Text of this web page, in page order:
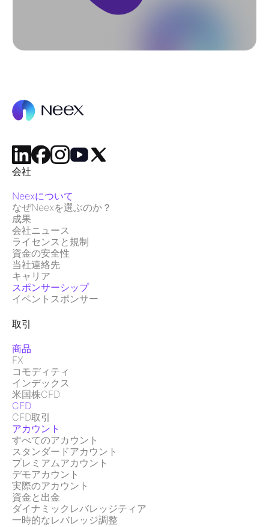
会社
Neexについて
なぜNeexを選ぶのか？
成果
会社ニュース
ライセンスと規制
資金の安全性
当社連絡先
キャリア
スポンサーシップ
イベントスポンサー
取引
商品
FX
コモディティ
インデックス
米国株CFD
CFD
CFD取引
アカウント
すべてのアカウント
スタンダードアカウント
プレミアムアカウント
デモアカウント
実際のアカウント
資金と出金
ダイナミックレバレッジティア
一時的なレバレッジ調整